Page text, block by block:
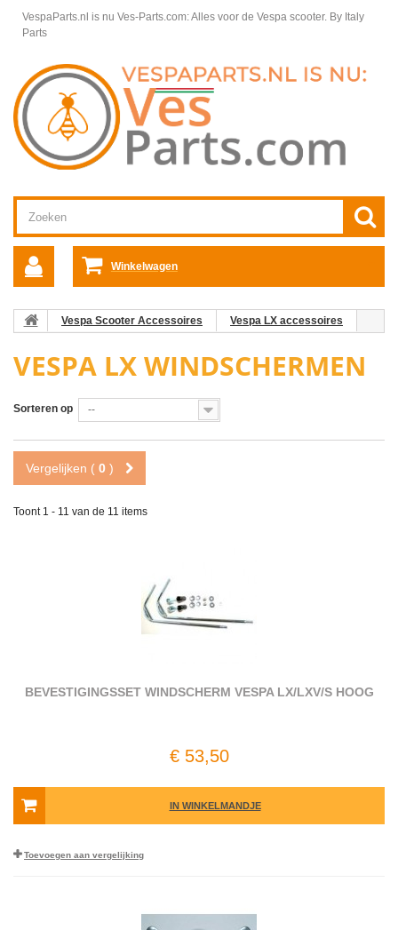
VespaParts.nl is nu Ves-Parts.com: Alles voor de Vespa scooter. By Italy
Parts
Winkelwagen
Vespa Scooter Accessoires
Vespa LX accessoires
VESPA LX WINDSCHERMEN
Sorteren op --
Vergelijken ( 0 )
Toont 1 - 11 van de 11 items
BEVESTIGINGSSET WINDSCHERM VESPA LX/LXV/S HOOG
€ 53,50
IN WINKELMANDJE
Toevoegen aan vergelijking